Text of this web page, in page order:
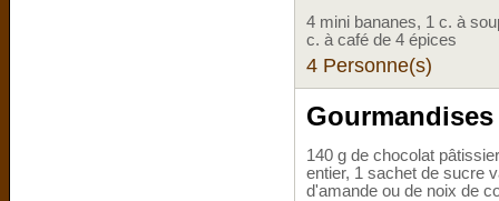
4 mini bananes, 1 c. à
c. à café de 4 épices
4 Personne(s)
140 g de chocolat
entier, 1 sachet de sucre
d'amande ou de noix de